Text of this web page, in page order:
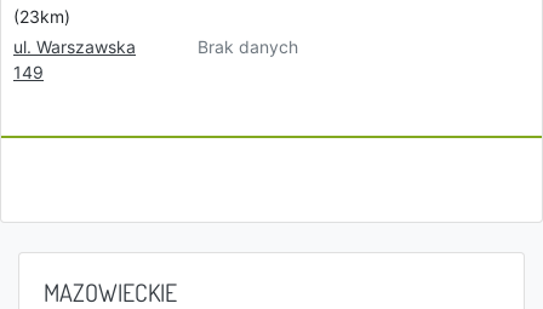
(23km)
ul. Warszawska
149
Brak danych
MAZOWIECKIE